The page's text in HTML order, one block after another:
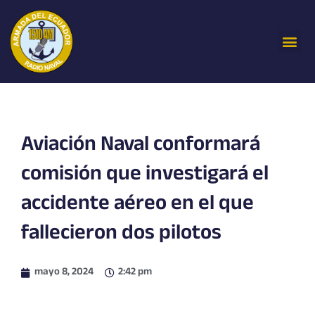
contenido
Aviación Naval conformará
comisión que investigará el
accidente aéreo en el que
fallecieron dos pilotos
mayo 8, 2024 2:42 pm